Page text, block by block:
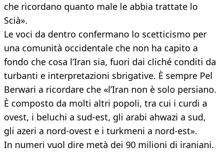
che ricordano quanto male le abbia trattate lo
Scià».
Le voci da dentro confermano lo scetticismo per
una comunità occidentale che non ha capito a
fondo che cosa l’Iran sia, fuori dai cliché conditi da
turbanti e interpretazioni sbrigative. È sempre Pel
Berwari a ricordare che «l’Iran non è solo persiano.
È composto da molti altri popoli, tra cui i curdi a
ovest, i beluchi a sud-est, gli arabi ahwazi a sud,
gli azeri a nord-ovest e i turkmeni a nord-est».
In numeri vuol dire metà dei 90 milioni di iraniani.